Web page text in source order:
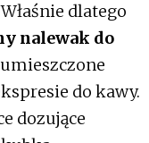
dlatego
nalewak do
do kawy.
dozujące